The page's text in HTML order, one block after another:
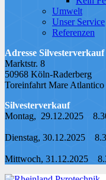
Umwelt
Unser Service
Referenzen
Adresse Silvesterverkauf
Marktstr. 8
50968 Köln-Raderberg
Toreinfahrt Mare Atlantico
Silvesterverkauf
Montag, 29.12.2025
Dienstag, 30.12.2025
Mittwoch, 31.12.2025